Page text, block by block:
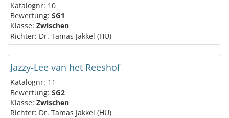
Katalognr: 10
Bewertung: SG1
Klasse: Zwischen
Richter: Dr. Tamas Jakkel (HU)
Jazzy-Lee van het Reeshof
Katalognr: 11
Bewertung: SG2
Klasse: Zwischen
Richter: Dr. Tamas Jakkel (HU)